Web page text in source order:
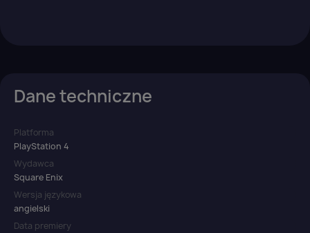
Dane techniczne
Platforma
PlayStation 4
Wydawca
Square Enix
Wersja językowa
angielski
Data premiery